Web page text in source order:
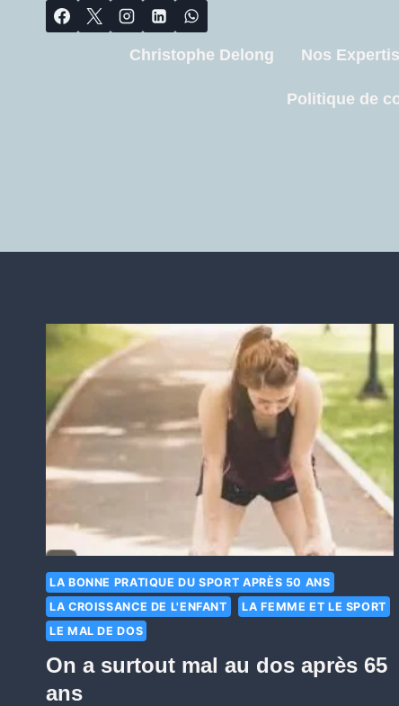
Christophe Delong Nos
Politique de
LA BONNE PRATIQUE DU SPORT APRÈS 50 ANS
LA CROISSANCE DE L'ENFANT
LA FEMME ET LE SPORT
LE MAL DE DOS
On a surtout mal au dos après 65
ans